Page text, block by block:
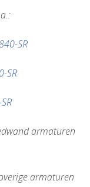
SR
SR
armaturen
armaturen